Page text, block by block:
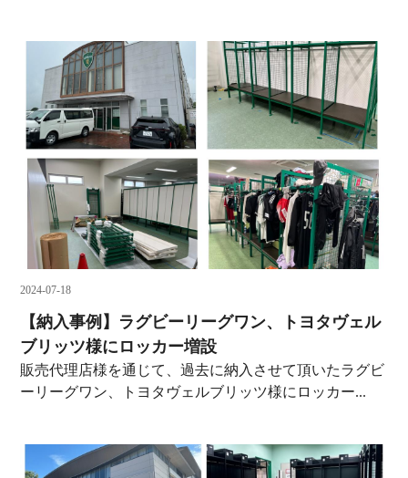
2024-07-18
【納入事例】ラグビーリーグワン、トヨタヴェル
ブリッツ様にロッカー増設
販売代理店様を通じて、過去に納入させて頂いたラグビ
ーリーグワン、トヨタヴェルブリッツ様にロッカー...